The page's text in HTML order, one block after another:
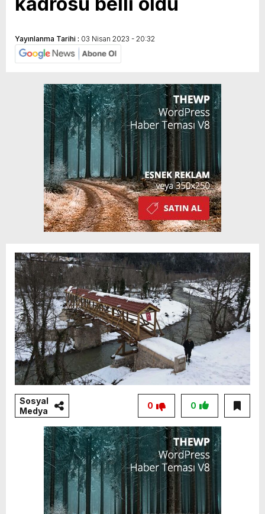
Yayınlanma Tarihi : 03 Nisan 2023 - 20:32
Sosyal
Medya
0
0